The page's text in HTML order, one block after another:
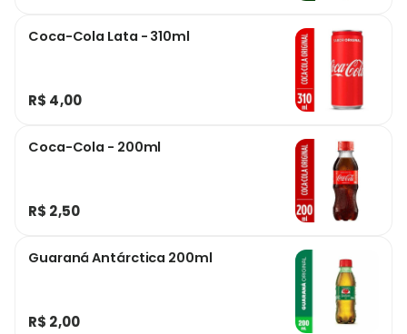
Coca-Cola Lata - 310ml
R$ 4,00
Coca-Cola - 200ml
R$ 2,50
Guaraná Antárctica 200ml
R$ 2,00